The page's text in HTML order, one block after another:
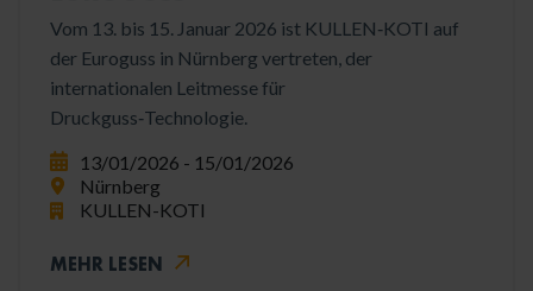
Vom 13. bis 15. Januar 2026 ist KULLEN‑KOTI auf
der Euroguss in Nürnberg vertreten, der
internationalen Leitmesse für
Druckguss‑Technologie.
13/01/2026 - 15/01/2026
Nürnberg
KULLEN-KOTI
MEHR LESEN